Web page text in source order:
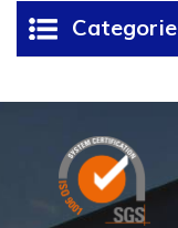
Categorie